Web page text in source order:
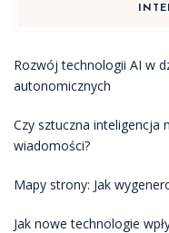
Rozwój technologii AI w
autonomicznych
Czy sztuczna inteligencja
wiadomości?
Mapy strony: Jak
Jak nowe technologie